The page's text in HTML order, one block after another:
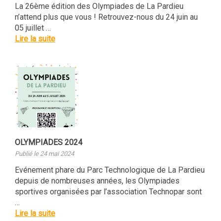
La 26ème édition des Olympiades de La Pardieu
n’attend plus que vous ! Retrouvez-nous du 24 juin au
05 juillet …
Lire la suite
OLYMPIADES 2024
Publié le 24 mai 2024
Evénement phare du Parc Technologique de La Pardieu
depuis de nombreuses années, les Olympiades
sportives organisées par l’association Technopar sont
…
Lire la suite